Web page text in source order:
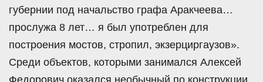
губернии под начальство графа Аракчеева…
прослужа 8 лет… я был употреблен для
построения мостов, стропил, экзерциргаузов».
Среди объектов, которыми занимался Алексей
Федорович оказался необычный по конструкции